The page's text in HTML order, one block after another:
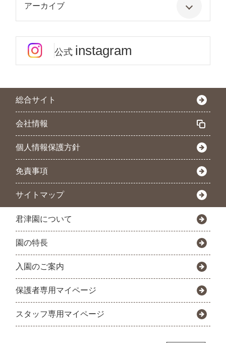
アーカイブ
公式 instagram
総合サイト
会社情報
個人情報保護方針
免責事項
サイトマップ
君津園について
園の特長
入園のご案内
保護者専用マイページ
スタッフ専用マイページ